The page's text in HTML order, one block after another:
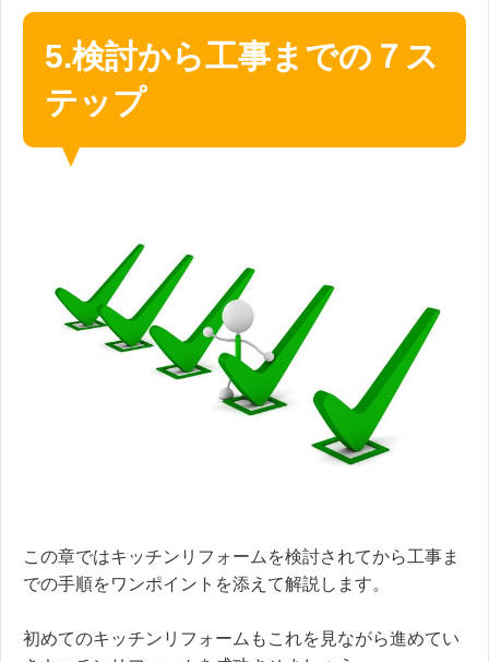
5.検討から工事までの７ス
テップ
この章ではキッチンリフォームを検討されてから工事ま
での手順をワンポイントを添えて解説します。
初めてのキッチンリフォームもこれを見ながら進めてい